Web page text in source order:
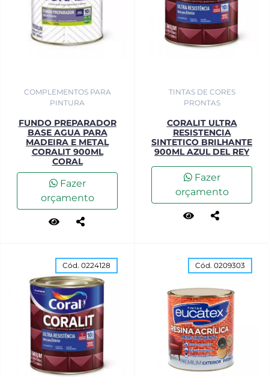
COMPLEMENTOS PARA
PINTURA
FUNDO PREPARADOR
BASE AGUA PARA
MADEIRA E METAL
CORALIT 900ML
CORAL
Fazer
orçamento
TINTAS DE CORES
PRONTAS
CORALIT ULTRA
RESISTENCIA
SINTETICO BRILHANTE
900ML AZUL DEL REY
Fazer
orçamento
Cód. 0224128 Cód. 0209303